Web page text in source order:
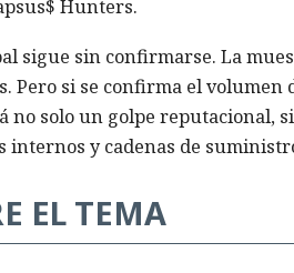
Hunters.
sigue sin confirmarse. La
Pero si se confirma el volumen
no solo un golpe reputacional,
internos y cadenas de
EL TEMA